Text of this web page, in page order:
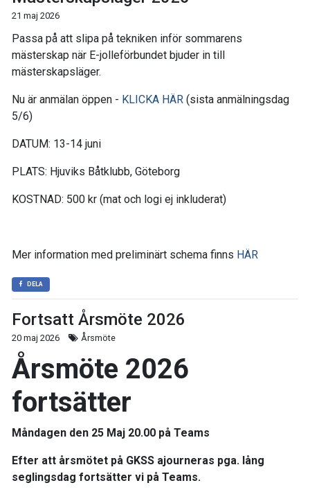
21 maj 2026
Passa på att slipa på tekniken inför sommarens
mästerskap när E-jolleförbundet bjuder in till
mästerskapsläger.
Nu är anmälan öppen - KLICKA HÄR (sista anmälningsdag
5/6)
DATUM: 13-14 juni
PLATS: Hjuviks Båtklubb, Göteborg
KOSTNAD: 500 kr (mat och logi ej inkluderat)
Mer information med preliminärt schema finns HÄR
DELA
Fortsatt Årsmöte 2026
20 maj 2026 Årsmöte
Årsmöte 2026
fortsätter
Måndagen den 25 Maj 20.00 på Teams
Efter att årsmötet på GKSS ajourneras pga. lång
seglingsdag fortsätter vi på Teams.